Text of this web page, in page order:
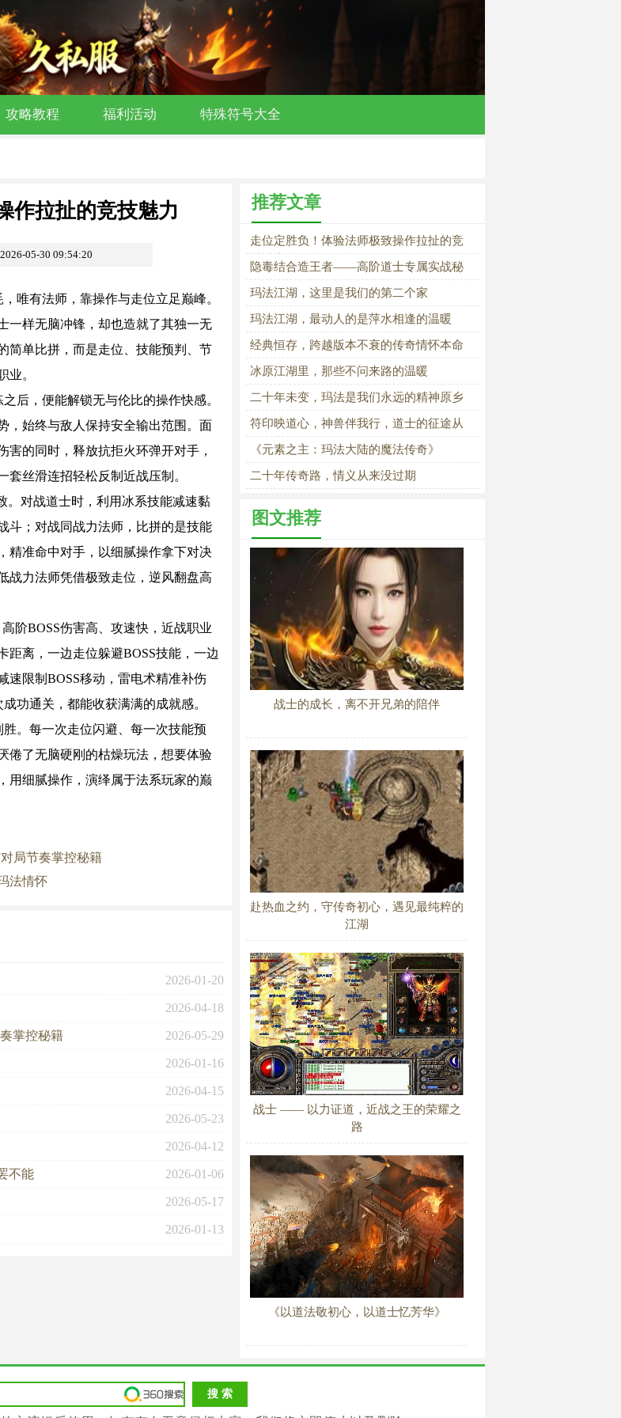
攻略教程 福利活动 特殊符号大全
作拉扯的竞技魅力
05-30 09:54:20
唯有法师，靠操作与走位立足巅峰。
一样无脑冲锋，却也造就了其独一无
简单比拼，而是走位、技能预判、节
业。
后，便能解锁无与伦比的操作快感。
，始终与敌人保持安全输出范围。面
的同时，释放抗拒火环弹开对手，
丝滑连招轻松反制近战压制。
。对战道士时，利用冰系技能减速黏
斗；对战同战力法师，比拼的是技能
精准命中对手，以细腻操作拿下对决
战力法师凭借极致走位，逆风翻盘高
阶BOSS伤害高、攻速快，近战职业
离，一边走位躲避BOSS技能，一边
速限制BOSS移动，雷电术精准补伤
功通关，都能收获满满的成就感。
。每一次走位闪避、每一次技能预
倦了无脑硬刚的枯燥玩法，想要体验
用细腻操作，演绎属于法系玩家的巅
局节奏掌控秘籍
法情怀
2026-01-20
2026-04-18
2026-05-29
掌控秘籍
2026-01-16
2026-04-15
2026-05-23
2026-04-12
2026-01-06
不能
2026-05-17
2026-01-13
推荐文章
走位定胜负！体验法师极致操作拉扯的竞
技魅力
隐毒结合造王者——高阶道士专属实战秘
籍
玛法江湖，这里是我们的第二个家
玛法江湖，最动人的是萍水相逢的温暖
经典恒存，跨越版本不衰的传奇情怀本命
冰原江湖里，那些不问来路的温暖
二十年未变，玛法是我们永远的精神原乡
符印映道心，神兽伴我行，道士的征途从
不孤单
《元素之主：玛法大陆的魔法传奇》
二十年传奇路，情义从来没过期
图文推荐
战士的成长，离不开兄弟的陪伴
赴热血之约，守传奇初心，遇见最纯粹的
江湖
战士 —— 以力证道，近战之王的荣耀之
路
《以道法敬初心，以道士忆芳华》